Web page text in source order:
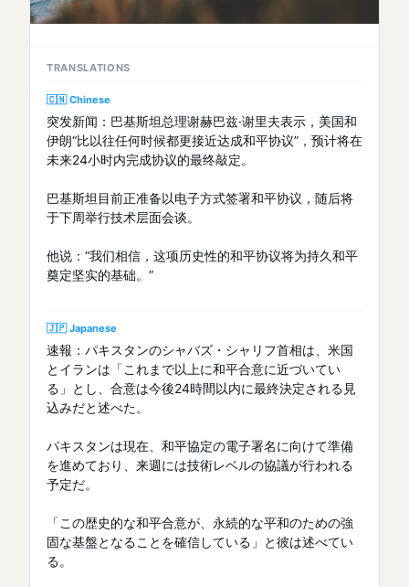
TRANSLATIONS
🇨🇳 Chinese
突发新闻：巴基斯坦总理谢赫巴兹·谢里夫表示，美国和
伊朗“比以往任何时候都更接近达成和平协议”，预计将在
未来24小时内完成协议的最终敲定。
巴基斯坦目前正准备以电子方式签署和平协议，随后将
于下周举行技术层面会谈。
他说：“我们相信，这项历史性的和平协议将为持久和平
奠定坚实的基础。”
🇯🇵 Japanese
速報：パキスタンのシャバズ・シャリフ首相は、米国
とイランは「これまで以上に和平合意に近づいてい
る」とし、合意は今後24時間以内に最終決定される見
込みだと述べた。
パキスタンは現在、和平協定の電子署名に向けて準備
を進めており、来週には技術レベルの協議が行われる
予定だ。
「この歴史的な和平合意が、永続的な平和のための強
固な基盤となることを確信している」と彼は述べてい
る。